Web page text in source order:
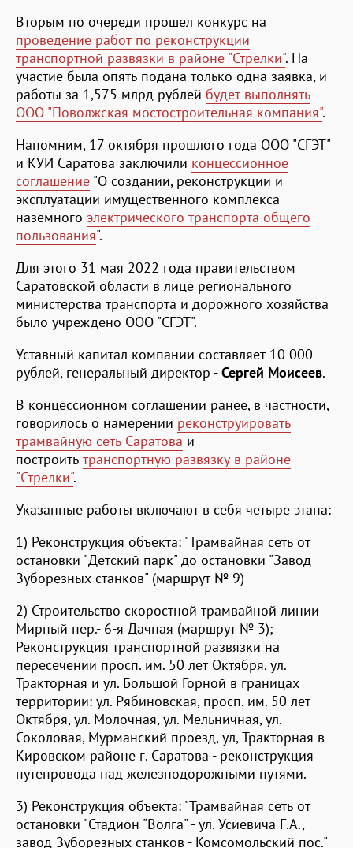
Вторым по очереди прошел конкурс на
проведение работ по реконструкции
транспортной развязки в районе "Стрелки". На
участие была опять подана только одна заявка, и
работы за 1,575 млрд рублей будет выполнять
ООО "Поволжская мостостроительная компания".
Напомним, 17 октября прошлого года ООО "СГЭТ"
и КУИ Саратова заключили концессионное
соглашение "О создании, реконструкции и
эксплуатации имущественного комплекса
наземного электрического транспорта общего
пользования".
Для этого 31 мая 2022 года правительством
Саратовской области в лице регионального
министерства транспорта и дорожного хозяйства
было учреждено ООО "СГЭТ".
Уставный капитал компании составляет 10 000
рублей, генеральный директор -Сергей Моисеев.
В концессионном соглашении ранее, в частности,
говорилось о намерении реконструировать
трамвайную сеть Саратова и
построить транспортную развязку в районе
"Стрелки".
Указанные работы включают в себя четыре этапа:
1) Реконструкция объекта: "Трамвайная сеть от
остановки "Детский парк" до остановки "Завод
Зуборезных станков" (маршрут № 9)
2) Строительство скоростной трамвайной линии
Мирный пер.- 6-я Дачная (маршрут № 3);
Реконструкция транспортной развязки на
пересечении просп. им. 50 лет Октября, ул.
Тракторная и ул. Большой Горной в границах
территории: ул. Рябиновская, просп. им. 50 лет
Октября, ул. Молочная, ул. Мельничная, ул.
Соколовая, Мурманский проезд, ул, Тракторная в
Кировском районе г. Саратова - реконструкция
путепровода над железнодорожными путями.
3) Реконструкция объекта: "Трамвайная сеть от
остановки "Стадион "Волга" - ул. Усиевича Г.А.,
завод Зуборезных станков - Комсомольский пос."